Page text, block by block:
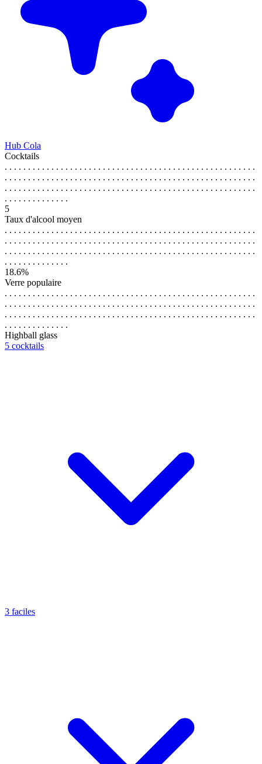
Hub Cola
Cocktails
. . . . . . . . . . . . . . . . . . . . . . . . . . . . . . . . . . . . . . . . . . . . . . . . . . . . . .
. . . . . . . . . . . . . . . . . . . . . . . . . . . . . . . . . . . . . . . . . . . . . . . . . . . . . .
. . . . . . . . . . . . . . . . . . . . . . . . . . . . . . . . . . . . . . . . . . . . . . . . . . . . . .
. . . . . . . . . . . . . .
5
Taux d'alcool moyen
. . . . . . . . . . . . . . . . . . . . . . . . . . . . . . . . . . . . . . . . . . . . . . . . . . . . . .
. . . . . . . . . . . . . . . . . . . . . . . . . . . . . . . . . . . . . . . . . . . . . . . . . . . . . .
. . . . . . . . . . . . . . . . . . . . . . . . . . . . . . . . . . . . . . . . . . . . . . . . . . . . . .
. . . . . . . . . . . . . .
18.6%
Verre populaire
. . . . . . . . . . . . . . . . . . . . . . . . . . . . . . . . . . . . . . . . . . . . . . . . . . . . . .
. . . . . . . . . . . . . . . . . . . . . . . . . . . . . . . . . . . . . . . . . . . . . . . . . . . . . .
. . . . . . . . . . . . . . . . . . . . . . . . . . . . . . . . . . . . . . . . . . . . . . . . . . . . . .
. . . . . . . . . . . . . .
Highball glass
5 cocktails
3 faciles